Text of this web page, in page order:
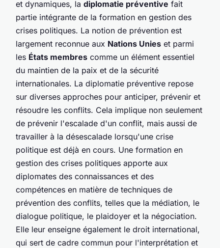
et dynamiques, la diplomatie préventive fait
partie intégrante de la formation en gestion des
crises politiques. La notion de prévention est
largement reconnue aux Nations Unies et parmi
les États membres comme un élément essentiel
du maintien de la paix et de la sécurité
internationales. La diplomatie préventive repose
sur diverses approches pour anticiper, prévenir et
résoudre les conflits. Cela implique non seulement
de prévenir l'escalade d'un conflit, mais aussi de
travailler à la désescalade lorsqu'une crise
politique est déjà en cours. Une formation en
gestion des crises politiques apporte aux
diplomates des connaissances et des
compétences en matière de techniques de
prévention des conflits, telles que la médiation, le
dialogue politique, le plaidoyer et la négociation.
Elle leur enseigne également le droit international,
qui sert de cadre commun pour l'interprétation et